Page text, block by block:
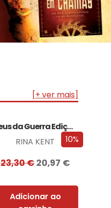
[+ ver mais]
10%
Deus da Guerra Edição com EDGES
RINA KENT
23,30€20,97 €
Adicionar ao